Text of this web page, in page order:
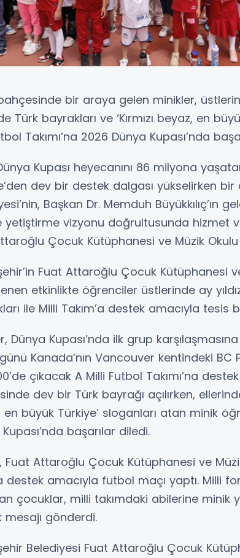
bir araya gelen minikler,
Türk bayrakları ve ‘Kırmızı beyaz, en
Takımı’na 2026 Dünya Kupası’nda
Kupası heyecanını 86 milyona
dev bir destek dalgası yükselirken
Başkan Dr. Memduh Büyükkılıç’ın
yetiştirme vizyonu doğrultusunda hizmet
Çocuk Kütüphanesi ve Müzik
Fuat Attaroğlu Çocuk Kütüphanesi
etkinlikte öğrenciler üstlerinde ay
ile Milli Takım’a destek amacıyla
Dünya Kupası’nda ilk grup
Kanada’nın Vancouver kentindeki BC
çıkacak A Milli Futbol Takımı’na
dev bir Türk bayrağı açılırken, ellerinde
en büyük Türkiye’ sloganları atan minik
başarılar diledi.
Fuat Attaroğlu Çocuk Kütüphanesi ve
destek amacıyla futbol maçı yaptı. Milli
çocuklar, milli takımdaki abilerine minik
mesajı gönderdi.
Belediyesi Fuat Attaroğlu Çocuk